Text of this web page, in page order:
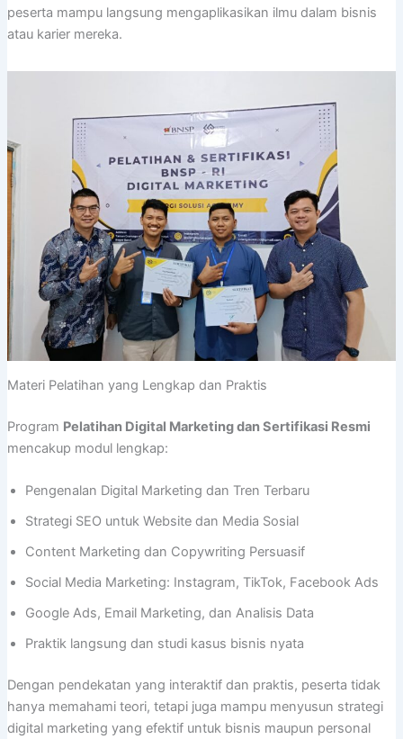
peserta mampu langsung mengaplikasikan ilmu dalam bisnis
atau karier mereka.
Materi Pelatihan yang Lengkap dan Praktis
Program Pelatihan Digital Marketing dan Sertifikasi Resmi
mencakup modul lengkap:
Pengenalan Digital Marketing dan Tren Terbaru
Strategi SEO untuk Website dan Media Sosial
Content Marketing dan Copywriting Persuasif
Social Media Marketing: Instagram, TikTok, Facebook Ads
Google Ads, Email Marketing, dan Analisis Data
Praktik langsung dan studi kasus bisnis nyata
Dengan pendekatan yang interaktif dan praktis, peserta tidak
hanya memahami teori, tetapi juga mampu menyusun strategi
digital marketing yang efektif untuk bisnis maupun personal